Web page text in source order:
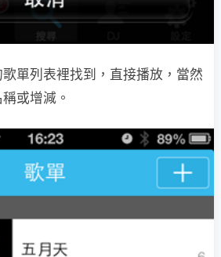
單列表裡找到，直接播放，當然
或增減。